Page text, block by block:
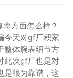
方面怎么样？
今天对gf厂积家
整体腕表细节方
此次gf厂也是对
是很为靠谱，这